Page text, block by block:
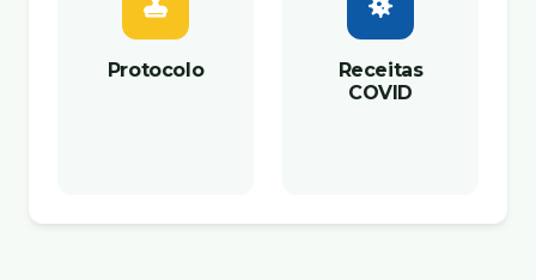
Protocolo
Receitas
COVID